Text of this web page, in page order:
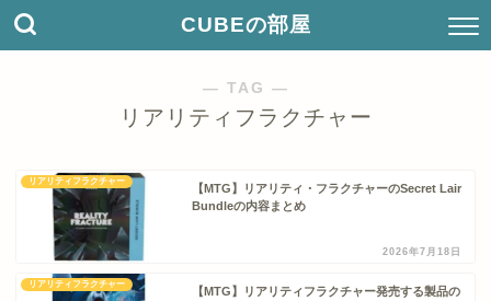
CUBEの部屋
― TAG ―
リアリティフラクチャー
リアリティフラクチャー
【MTG】リアリティ・フラクチャーのSecret Lair
Bundleの内容まとめ
2026年7月18日
リアリティフラクチャー
【MTG】リアリティフラクチャー発売する製品の